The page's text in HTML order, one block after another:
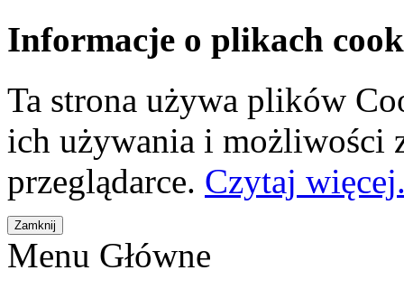
Informacje o plikach
Ta strona używa plików
ich używania i możliwości
przeglądarce. Czytaj
Menu Główne